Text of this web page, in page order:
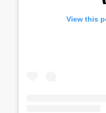
View this